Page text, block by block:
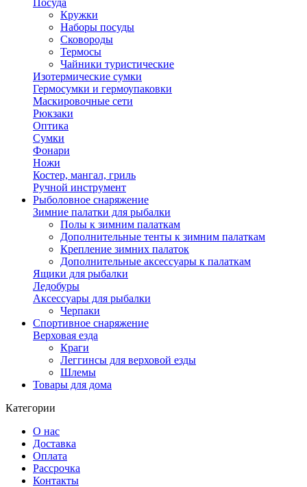
Посуда
Кружки
Наборы посуды
Сковороды
Термосы
Чайники туристические
Изотермические сумки
Гермосумки и гермоупаковки
Маскировочные сети
Рюкзаки
Оптика
Сумки
Фонари
Ножи
Костер, мангал, гриль
Ручной инструмент
Рыболовное снаряжение
Зимние палатки для рыбалки
Полы к зимним палаткам
Дополнительные тенты к зимним палаткам
Крепление зимних палаток
Дополнительные аксессуары к палаткам
Ящики для рыбалки
Ледобуры
Аксессуары для рыбалки
Черпаки
Спортивное снаряжение
Верховая езда
Краги
Леггинсы для верховой езды
Шлемы
Товары для дома
Категории
О нас
Доставка
Оплата
Рассрочка
Контакты